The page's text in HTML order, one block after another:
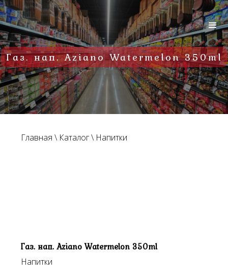
Газ. нап. Aziano Watermelon 350ml
Главная \ Каталог\ Напитки
Газ. нап. Aziano Watermelon 350ml
Напитки